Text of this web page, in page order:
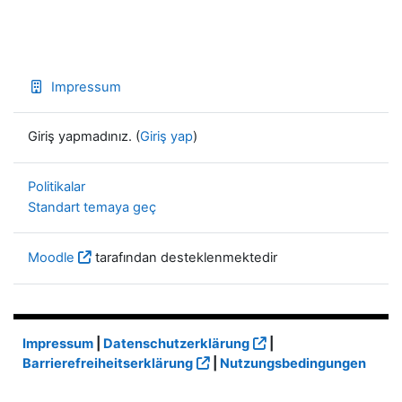
Impressum
Giriş yapmadınız. (Giriş yap)
Politikalar
Standart temaya geç
Moodle tarafından desteklenmektedir
Impressum Datenschutzerklärung
Barrierefreiheitserklärung
Nutzungsbedingungen